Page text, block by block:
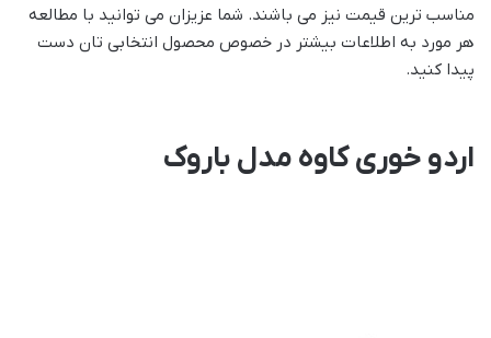
مناسب ترین قیمت نیز می باشند. شما عزیزان می توانید با مطالعه
هر مورد به اطلاعات بیشتر در خصوص محصول انتخابی تان دست
پیدا کنید.
اردو خوری کاوه مدل باروک